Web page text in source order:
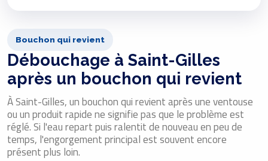
Bouchon qui revient
Débouchage à Saint-Gilles
après un bouchon qui revient
À Saint-Gilles, un bouchon qui revient après une ventouse
ou un produit rapide ne signifie pas que le problème est
réglé. Si l'eau repart puis ralentit de nouveau en peu de
temps, l'engorgement principal est souvent encore
présent plus loin.